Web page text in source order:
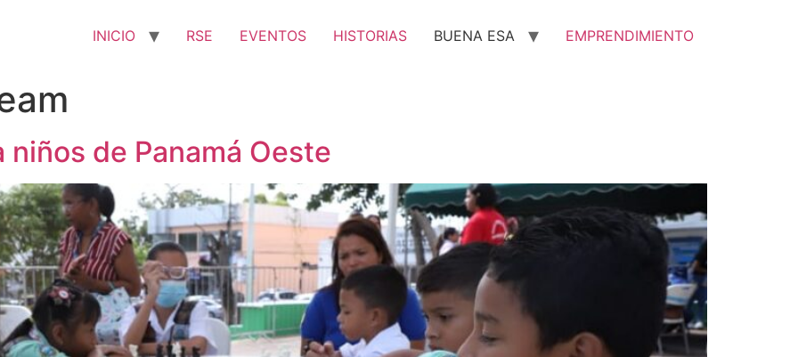
INICIO RSE EVENTOS HISTORIAS BUENA ESA EMPRENDIMIENTO
de Panamá Oeste